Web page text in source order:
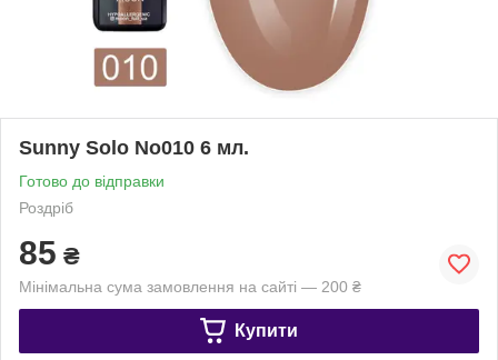
Sunny Solo No010 6 мл.
Готово до відправки
Роздріб
85 ₴
Мінімальна сума замовлення на сайті — 200 ₴
Купити